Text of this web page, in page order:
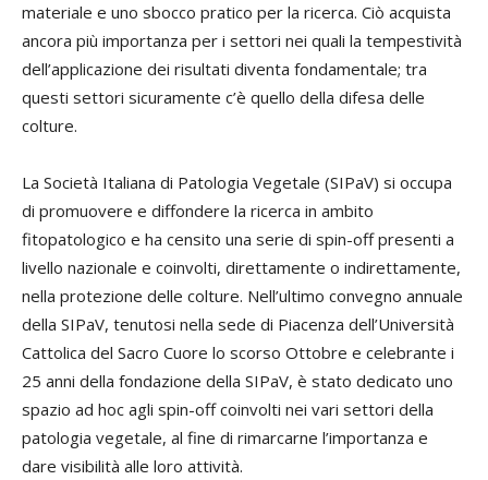
materiale e uno sbocco pratico per la ricerca. Ciò acquista
ancora più importanza per i settori nei quali la tempestività
dell’applicazione dei risultati diventa fondamentale; tra
questi settori sicuramente c’è quello della difesa delle
colture.
La Società Italiana di Patologia Vegetale (SIPaV) si occupa
di promuovere e diffondere la ricerca in ambito
fitopatologico e ha censito una serie di spin-off presenti a
livello nazionale e coinvolti, direttamente o indirettamente,
nella protezione delle colture. Nell’ultimo convegno annuale
della SIPaV, tenutosi nella sede di Piacenza dell’Università
Cattolica del Sacro Cuore lo scorso Ottobre e celebrante i
25 anni della fondazione della SIPaV, è stato dedicato uno
spazio ad hoc agli spin-off coinvolti nei vari settori della
patologia vegetale, al fine di rimarcarne l’importanza e
dare visibilità alle loro attività.